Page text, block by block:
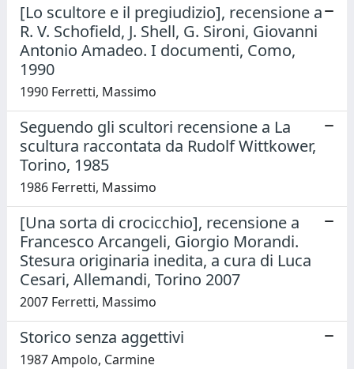
[Lo scultore e il pregiudizio], recensione a
R. V. Schofield, J. Shell, G. Sironi, Giovanni
Antonio Amadeo. I documenti, Como,
1990
1990 Ferretti, Massimo
Seguendo gli scultori recensione a La
scultura raccontata da Rudolf Wittkower,
Torino, 1985
1986 Ferretti, Massimo
[Una sorta di crocicchio], recensione a
Francesco Arcangeli, Giorgio Morandi.
Stesura originaria inedita, a cura di Luca
Cesari, Allemandi, Torino 2007
2007 Ferretti, Massimo
Storico senza aggettivi
1987 Ampolo, Carmine